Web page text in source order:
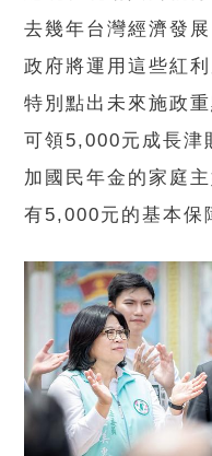
去幾年台灣經濟發
政府將運用這些紅
特別點出未來施政
可領5,000元成長津
加國民年金的家庭
有5,000元的基本保